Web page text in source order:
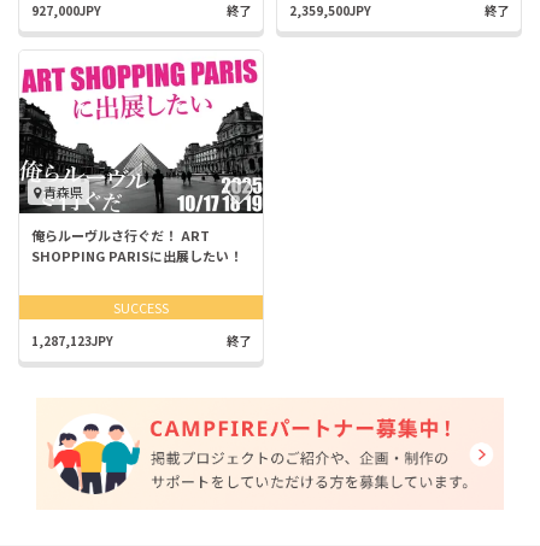
927,000JPY 終了 2,359,500JPY 終了
青森県
俺らルーヴルさ行ぐだ！ ART
SHOPPING PARISに出展したい！
SUCCESS
1,287,123JPY 終了